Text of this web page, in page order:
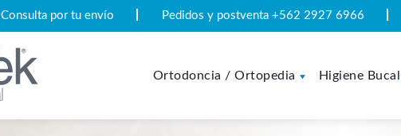
Consulta por tu envío Pedidos y postventa +562 2927 6966
Ortodoncia / Ortopedia Higiene Bucal